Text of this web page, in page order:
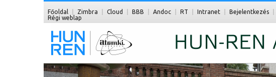
Főoldal Zimbra Cloud BBB Andoc RT Intranet Bejelentkezés
Régi weblap